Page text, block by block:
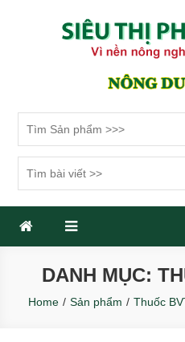
SIÊU THỊ
DANH MỤC:
Home Sản phẩm Thuốc